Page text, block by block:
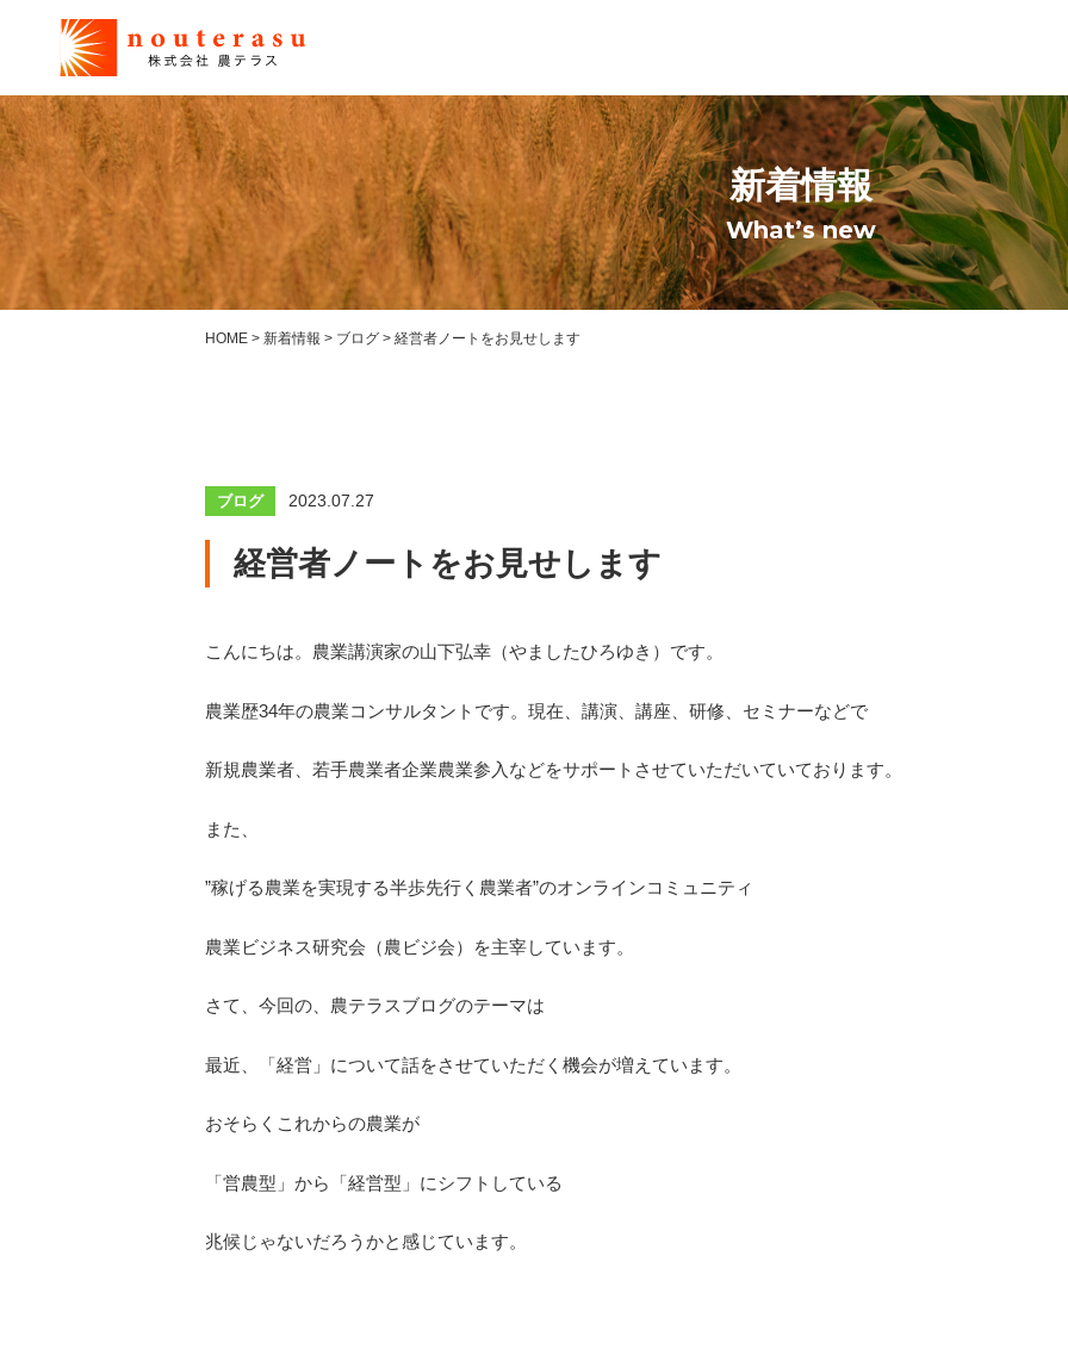
新着情報
What’s new
HOME > 新着情報 > ブログ > 経営者ノートをお見せします
ブログ 2023.07.27
経営者ノートをお見せします
こんにちは。農業講演家の山下弘幸（やましたひろゆき）です。
農業歴34年の農業コンサルタントです。現在、講演、講座、研修、セミナーなどで
新規農業者、若手農業者企業農業参入などをサポートさせていただいていております。
また、
”稼げる農業を実現する半歩先行く農業者”のオンラインコミュニティ
農業ビジネス研究会（農ビジ会）を主宰しています。
さて、今回の、農テラスブログのテーマは
最近、「経営」について話をさせていただく機会が増えています。
おそらくこれからの農業が
「営農型」から「経営型」にシフトしている
兆候じゃないだろうかと感じています。